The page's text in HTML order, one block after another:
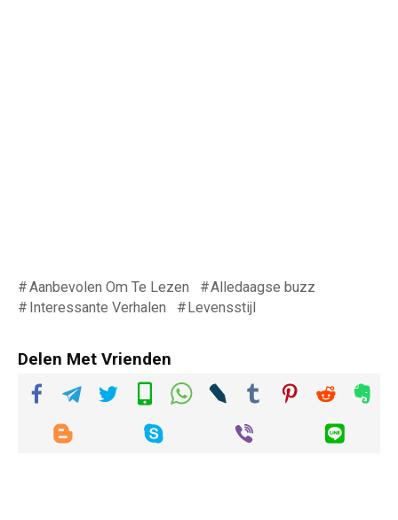
Aanbevolen Om Te Lezen
Alledaagse buzz
Interessante Verhalen
Levensstijl
Delen Met Vrienden